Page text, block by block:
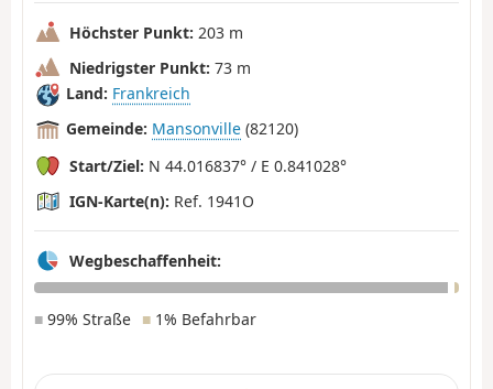
Höchster Punkt: 203 m
Niedrigster Punkt: 73 m
Land: Frankreich
Gemeinde: Mansonville (82120)
Start/Ziel: N 44.016837° / E 0.841028°
IGN-Karte(n): Ref. 1941O
Wegbeschaffenheit:
■ 99% Straße ■ 1% Befahrbar